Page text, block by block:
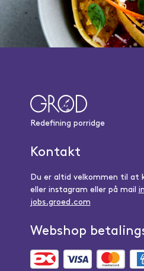
Redefining porridge
Kontakt
Du er altid velkommen til at
eller instagram eller på mail
jobs.groed.com
Webshop